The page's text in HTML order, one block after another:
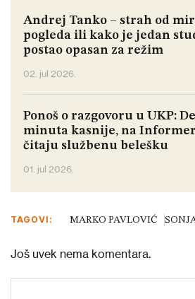
Andrej Tanko – strah od
pogleda ili kako je jedan
postao opasan za režim
02. jul 2026.
Ponoš o razgovoru u UKP:
minuta kasnije, na
čitaju službenu belešku
01. jul 2026.
TAGOVI: MARKO PAVLOVIĆ
Još uvek nema komentara.